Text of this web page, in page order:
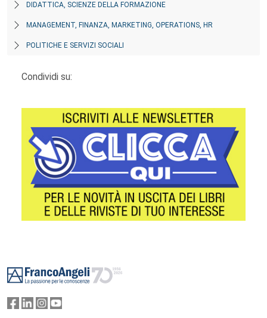
DIDATTICA, SCIENZE DELLA FORMAZIONE
MANAGEMENT, FINANZA, MARKETING, OPERATIONS, HR
POLITICHE E SERVIZI SOCIALI
Condividi su: